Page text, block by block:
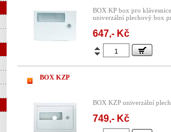
BOX KP box pro
univerzální plechový box
647,- Kč
BOX KZP
BOX KZP univerzální
749,- Kč